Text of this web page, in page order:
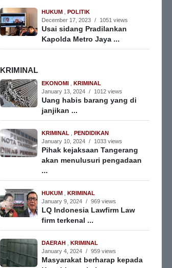
HUKUM
POLITIK
December 17, 2023 / 1051 views
Usai sidang Pradilankan
Kapolda Metro Jaya ...
KRIMINAL
EKONOMI
KRIMINAL
January 13, 2024 / 1012 views
Uang habis barang yang di
janjikan ...
KRIMINAL
PENDIDIKAN
January 10, 2024 / 1033 views
Pihak kejaksaan Tangerang
akan menulusuri pengadaan
...
HUKUM
KRIMINAL
January 9, 2024 / 969 views
LQ Indonesia Lawfirm Law
firm terkenal ...
DAERAH
KRIMINAL
January 4, 2024 / 959 views
Masyarakat berharap kepada